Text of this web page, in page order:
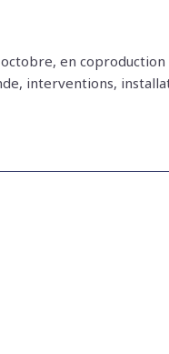
en
interventions,